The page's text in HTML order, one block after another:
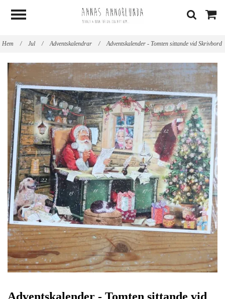
Hem / Jul / Adventskalendrar / Adventskalender - Tomten sittande vid Skrivbord